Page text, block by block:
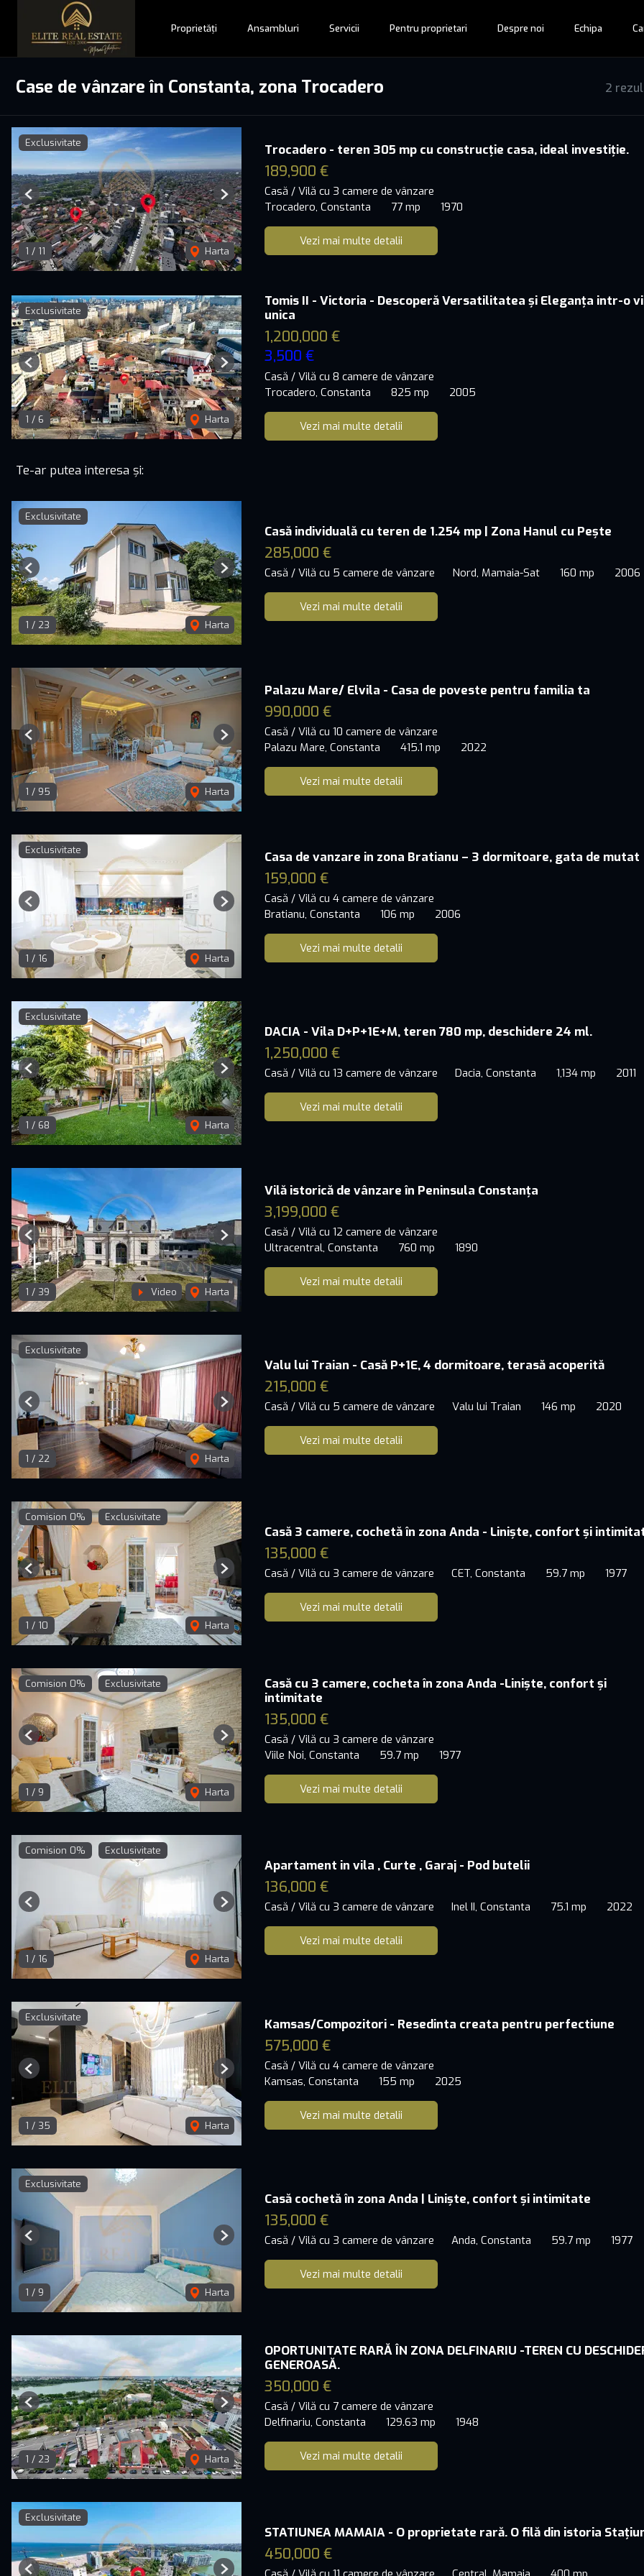
Proprietăți Ansambluri Servicii Pentru proprietari Despre noi Echipa
2
Case de vânzare în Constanta, zona Trocadero
Exclusivitate
1 / 11 Harta
Previous Next
Trocadero - teren 305 mp cu construcție casa, ideal investiție.
189,900 €
Casă / Vilă cu 3 camere de vânzare
Trocadero, Constanta
77 mp 1970
Vezi mai multe detalii
Exclusivitate
1 / 6 Harta
Previous Next
Tomis II - Victoria - Descoperă Versatilitatea și Eleganța intr-o
unica
1,200,000 €
3,500 €
Casă / Vilă cu 8 camere de vânzare
Trocadero, Constanta
825 mp 2005
Vezi mai multe detalii
Te-ar putea interesa și:
Exclusivitate
1 / 23 Harta
Previous Next
Casă individuală cu teren de 1.254 mp | Zona Hanul cu Pește
285,000 €
Casă / Vilă cu 5 camere de vânzare Nord, Mamaia-Sat 160 mp 2006
Vezi mai multe detalii
1 / 95 Harta
Previous Next
Palazu Mare/ Elvila - Casa de poveste pentru familia ta
990,000 €
Casă / Vilă cu 10 camere de vânzare
Palazu Mare, Constanta
415.1 mp 2022
Vezi mai multe detalii
Exclusivitate
1 / 16 Harta
Previous Next
Casa de vanzare in zona Bratianu – 3 dormitoare, gata de mutat
159,000 €
Casă / Vilă cu 4 camere de vânzare
Bratianu, Constanta
106 mp 2006
Vezi mai multe detalii
Exclusivitate
1 / 68 Harta
Previous Next
DACIA - Vila D+P+1E+M, teren 780 mp, deschidere 24 ml.
1,250,000 €
Casă / Vilă cu 13 camere de vânzare Dacia, Constanta 1,134 mp 2011
Vezi mai multe detalii
1 / 39 Video Harta
Previous Next
Vilă istorică de vânzare în Peninsula Constanța
3,199,000 €
Casă / Vilă cu 12 camere de vânzare
Ultracentral, Constanta
760 mp 1890
Vezi mai multe detalii
Exclusivitate
1 / 22 Harta
Previous Next
Valu lui Traian - Casă P+1E, 4 dormitoare, terasă acoperită
215,000 €
Casă / Vilă cu 5 camere de vânzare Valu lui Traian 146 mp 2020
Vezi mai multe detalii
Comision 0% Exclusivitate
1 / 10 Harta
Previous Next
Casă 3 camere, cochetă în zona Anda - Liniște, confort și
135,000 €
Casă / Vilă cu 3 camere de vânzare CET, Constanta 59.7 mp 1977
Vezi mai multe detalii
Comision 0% Exclusivitate
1 / 9 Harta
Previous Next
Casă cu 3 camere, cocheta în zona Anda -Liniște, confort și
intimitate
135,000 €
Casă / Vilă cu 3 camere de vânzare
Viile Noi, Constanta
59.7 mp 1977
Vezi mai multe detalii
Comision 0% Exclusivitate
1 / 16 Harta
Previous Next
Apartament in vila , Curte , Garaj - Pod butelii
136,000 €
Casă / Vilă cu 3 camere de vânzare Inel II, Constanta 75.1 mp 2022
Vezi mai multe detalii
Exclusivitate
1 / 35 Harta
Previous Next
Kamsas/Compozitori - Resedinta creata pentru perfectiune
575,000 €
Casă / Vilă cu 4 camere de vânzare
Kamsas, Constanta
155 mp 2025
Vezi mai multe detalii
Exclusivitate
1 / 9 Harta
Previous Next
Casă cochetă în zona Anda | Liniște, confort și intimitate
135,000 €
Casă / Vilă cu 3 camere de vânzare Anda, Constanta 59.7 mp 1977
Vezi mai multe detalii
1 / 23 Harta
Previous Next
OPORTUNITATE RARĂ ÎN ZONA DELFINARIU -TEREN CU
GENEROASĂ.
350,000 €
Casă / Vilă cu 7 camere de vânzare
Delfinariu, Constanta
129.63 mp 1948
Vezi mai multe detalii
Exclusivitate
STATIUNEA MAMAIA - O proprietate rară. O filă din istoria
450,000 €